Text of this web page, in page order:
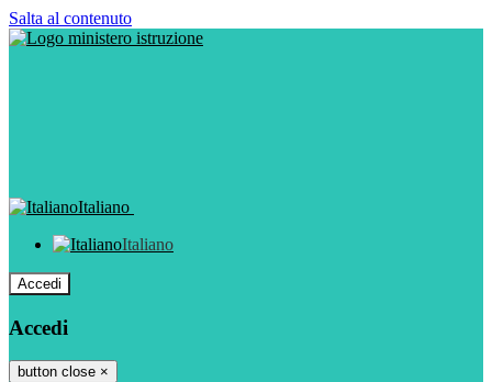
Salta al contenuto
Italiano
Italiano
Accedi
Accedi
button close ×